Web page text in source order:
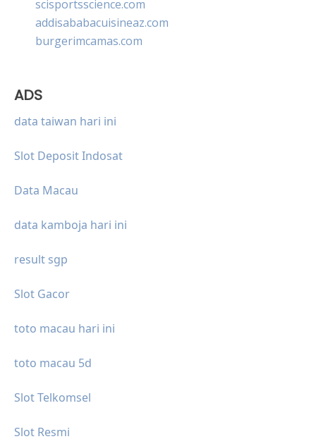
scisportsscience.com
addisababacuisineaz.com
burgerimcamas.com
ADS
data taiwan hari ini
Slot Deposit Indosat
Data Macau
data kamboja hari ini
result sgp
Slot Gacor
toto macau hari ini
toto macau 5d
Slot Telkomsel
Slot Resmi